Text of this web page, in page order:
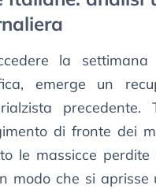
la settimana
emerge un
precedente.
di fronte dei
le massicce perdite
modo che si aprisse